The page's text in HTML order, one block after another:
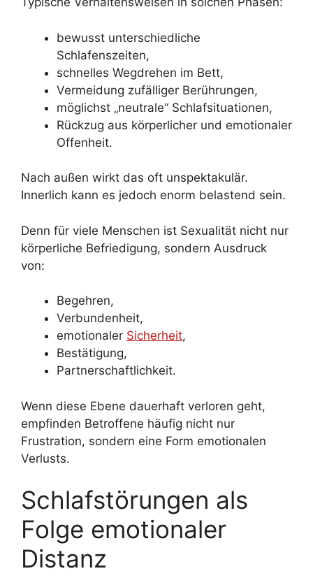
bewusst unterschiedliche
Schlafenszeiten,
schnelles Wegdrehen im Bett,
Vermeidung zufälliger Berührungen,
möglichst „neutrale“ Schlafsituationen,
Rückzug aus körperlicher und emotionaler
Offenheit.
Nach außen wirkt das oft unspektakulär.
Innerlich kann es jedoch enorm belastend sein.
Denn für viele Menschen ist Sexualität nicht nur
körperliche Befriedigung, sondern Ausdruck
von:
Begehren,
Verbundenheit,
emotionaler Sicherheit,
Bestätigung,
Partnerschaftlichkeit.
Wenn diese Ebene dauerhaft verloren geht,
empfinden Betroffene häufig nicht nur
Frustration, sondern eine Form emotionalen
Verlusts.
Schlafstörungen als
Folge emotionaler
Distanz